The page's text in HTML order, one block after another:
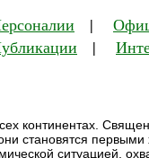
|
|
континентах.
становятся
ситуацией,